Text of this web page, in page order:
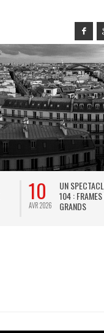
10
AVR 2026
UN
104 :
GRANDS